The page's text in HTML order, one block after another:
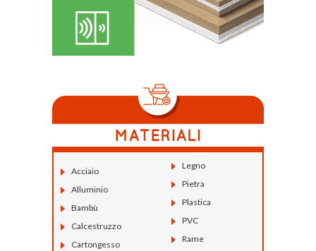
Acciaio
Alluminio
Bambù
Calcestruzzo
Cartongesso
Legno
Pietra
Plastica
PVC
Rame